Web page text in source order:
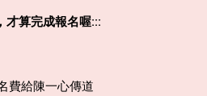
才算完成報名喔:::
費給陳一心傳道